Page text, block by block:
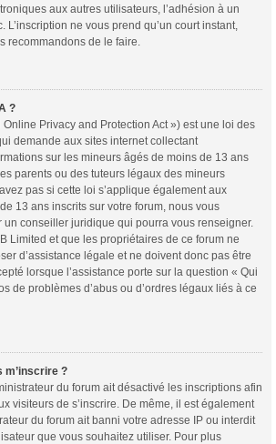
aux autres utilisateurs, l’adhésion à un
L’inscription ne vous prend qu’un court instant,
recommandons de le faire.
?
Online Privacy and Protection Act ») est une loi des
demande aux sites internet collectant
sur les mineurs âgés de moins de 13 ans
parents ou des tuteurs légaux des mineurs
pas si cette loi s’applique également aux
13 ans inscrits sur votre forum, nous vous
un conseiller juridique qui pourra vous renseigner.
Limited et que les propriétaires de ce forum ne
d’assistance légale et ne doivent donc pas être
lorsque l’assistance porte sur la question « Qui
de problèmes d’abus ou d’ordres légaux liés à ce
m’inscrire ?
du forum ait désactivé les inscriptions afin
visiteurs de s’inscrire. De même, il est également
du forum ait banni votre adresse IP ou interdit
que vous souhaitez utiliser. Pour plus